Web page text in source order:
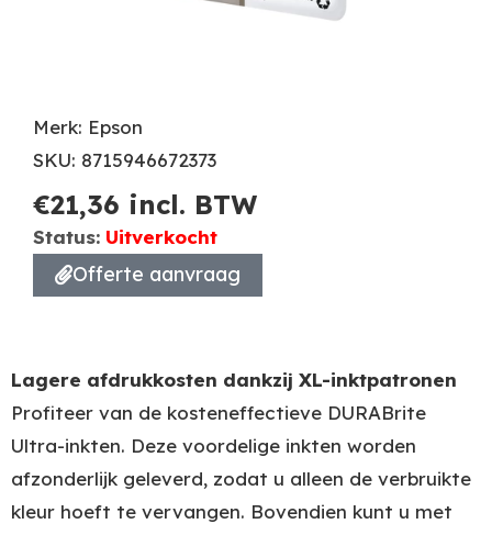
Merk: Epson
SKU: 8715946672373
€21,36 incl. BTW
Status: Uitverkocht
Offerte aanvraag
Lagere afdrukkosten dankzij XL-inktpatronen
Profiteer van de kosteneffectieve DURABrite
Ultra-inkten. Deze voordelige inkten worden
afzonderlijk geleverd, zodat u alleen de verbruikte
kleur hoeft te vervangen. Bovendien kunt u met